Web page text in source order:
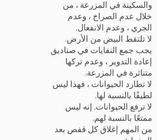
والسكينة في المزرعة ، من
خلال عدم الصراخ ، وعدم
الجري ، وعدم الانفعال.
لا تلتقط البيض من الأرض.
يجب جمع النفايات في صناديق
إعادة التدوير ، وعدم تركها
متناثرة في المزرعة.
لا تطارد الحيوانات ، فهذا ليس
لطيفًا بالنسبة لها.
لا ترفع الحيوانات. إنه ليس
ممتعًا بالنسبة لهم.
من المهم إغلاق كل قفص بعد